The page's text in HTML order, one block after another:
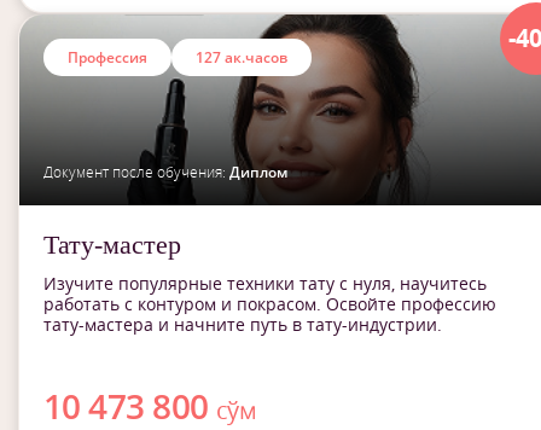
-
Профессия 127 ак.часов
Документ после обучения: Диплом
Тату-мастер
Изучите популярные техники тату с нуля, научитесь
работать с контуром и покрасом. Освойте профессию
тату-мастера и начните путь в тату-индустрии.
10 473 800 сўм